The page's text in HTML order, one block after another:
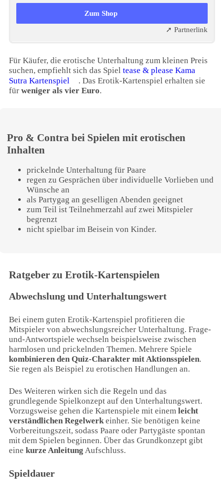
Zum Shop
➚ Partnerlink
Für Käufer, die erotische Unterhaltung zum kleinen Preis
suchen, empfiehlt sich das Spiel tease & please Kama
Sutra Kartenspiel
. Das Erotik-Kartenspiel erhalten sie
für weniger als vier Euro.
Pro & Contra bei Spielen mit erotischen
Inhalten
prickelnde Unterhaltung für Paare
regen zu Gesprächen über individuelle Vorlieben und
Wünsche an
als Partygag an geselligen Abenden geeignet
zum Teil ist Teilnehmerzahl auf zwei Mitspieler
begrenzt
nicht spielbar im Beisein von Kinder.
Ratgeber zu Erotik-Kartenspielen
Abwechslung und Unterhaltungswert
Bei einem guten Erotik-Kartenspiel profitieren die
Mitspieler von abwechslungsreicher Unterhaltung. Frage-
und-Antwortspiele wechseln beispielsweise zwischen
harmlosen und prickelnden Themen. Mehrere Spiele
kombinieren den Quiz-Charakter mit Aktionsspielen.
Sie regen als Beispiel zu erotischen Handlungen an.
Des Weiteren wirken sich die Regeln und das
grundlegende Spielkonzept auf den Unterhaltungswert.
Vorzugsweise gehen die Kartenspiele mit einem leicht
verständlichen Regelwerk einher. Sie benötigen keine
Vorbereitungszeit, sodass Paare oder Partygäste spontan
mit dem Spielen beginnen. Über das Grundkonzept gibt
eine kurze Anleitung Aufschluss.
Spieldauer